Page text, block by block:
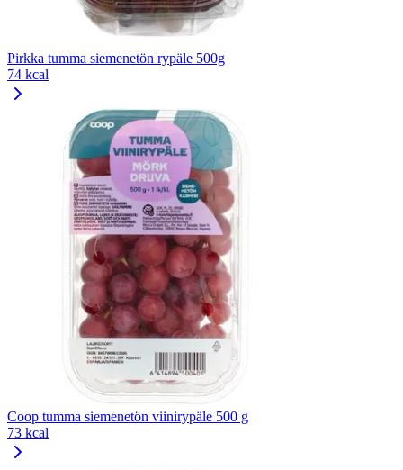
Pirkka tumma siemenetön rypäle 500g
74 kcal
Coop tumma siemenetön viinirypäle 500 g
73 kcal